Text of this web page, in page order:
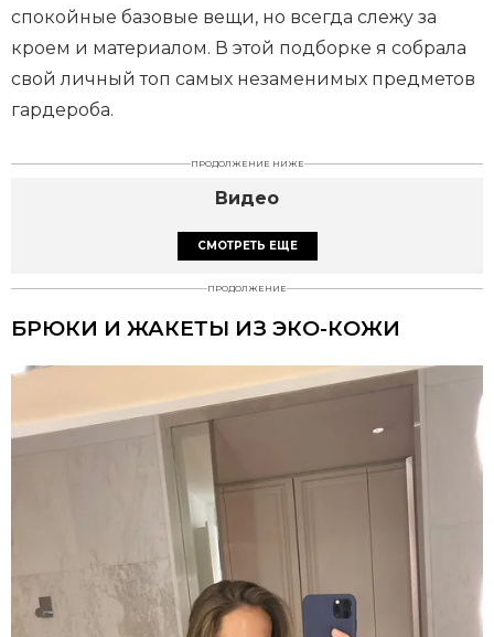
спокойные базовые вещи, но всегда слежу за
кроем и материалом. В этой подборке я собрала
свой личный топ самых незаменимых предметов
гардероба.
ПРОДОЛЖЕНИЕ НИЖЕ
Видео
СМОТРЕТЬ ЕЩЕ
ПРОДОЛЖЕНИЕ
БРЮКИ И ЖАКЕТЫ ИЗ ЭКО-КОЖИ